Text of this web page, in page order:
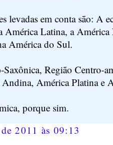
levadas em conta são: A
América Latina, a América
América do Sul.
Região Centro-
América Platina e
porque sim.
2011 às 09:13